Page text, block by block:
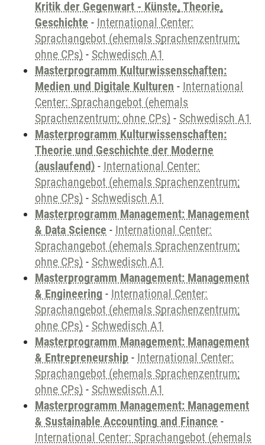
Kritik der Gegenwart - Künste, Theorie,
Geschichte - International Center:
Sprachangebot (ehemals Sprachenzentrum;
ohne CPs) - Schwedisch A1
Masterprogramm Kulturwissenschaften:
Medien und Digitale Kulturen - International
Center: Sprachangebot (ehemals
Sprachenzentrum; ohne CPs) - Schwedisch A1
Masterprogramm Kulturwissenschaften:
Theorie und Geschichte der Moderne
(auslaufend) - International Center:
Sprachangebot (ehemals Sprachenzentrum;
ohne CPs) - Schwedisch A1
Masterprogramm Management: Management
& Data Science - International Center:
Sprachangebot (ehemals Sprachenzentrum;
ohne CPs) - Schwedisch A1
Masterprogramm Management: Management
& Engineering - International Center:
Sprachangebot (ehemals Sprachenzentrum;
ohne CPs) - Schwedisch A1
Masterprogramm Management: Management
& Entrepreneurship - International Center:
Sprachangebot (ehemals Sprachenzentrum;
ohne CPs) - Schwedisch A1
Masterprogramm Management: Management
& Sustainable Accounting and Finance -
International Center: Sprachangebot (ehemals